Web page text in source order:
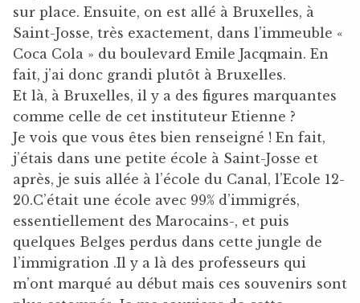
sur place. Ensuite, on est allé à Bruxelles, à
Saint-Josse, très exactement, dans l’immeuble «
Coca Cola » du boulevard Emile Jacqmain. En
fait, j’ai donc grandi plutôt à Bruxelles.
Et là, à Bruxelles, il y a des figures marquantes
comme celle de cet instituteur Etienne ?
Je vois que vous êtes bien renseigné ! En fait,
j’étais dans une petite école à Saint-Josse et
après, je suis allée à l’école du Canal, l’Ecole 12-
20.C’était une école avec 99% d’immigrés,
essentiellement des Marocains-, et puis
quelques Belges perdus dans cette jungle de
l’immigration .Il y a là des professeurs qui
m’ont marqué au début mais ces souvenirs sont